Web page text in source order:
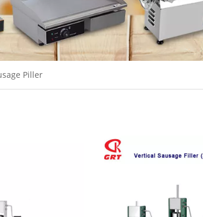
Equipo de panadería
Equipo de cocina
Equipos de acero inoxidable
Piller